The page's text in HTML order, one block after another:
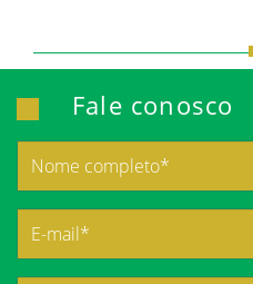
Fale conosco